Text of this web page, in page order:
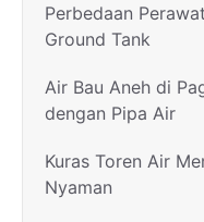
Perbedaan
Ground Tank
Air Bau Aneh di
dengan Pipa Air
Kuras Toren Air
Nyaman